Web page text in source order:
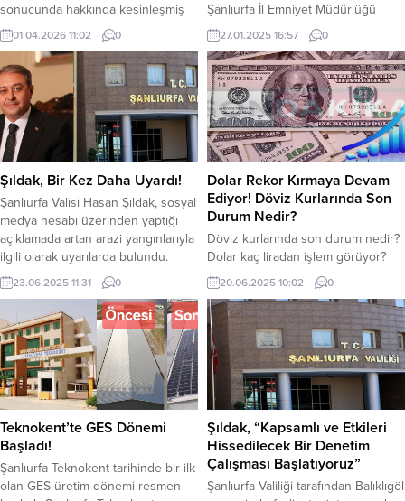
sonucunda hakkında kesinleşmiş
hapis cezası bulunan hükümlü
yakayı ele verdi. Şanlıurfa İl
Jandarma Komutanlığı, nitelikli
suçlardan aranan kişilerin
yakalanmasına ilişkin faaliyetleri hız
kesmeden devam ediyor. Bu
doğrultuda düzenlenen
operasyonlarda, hakkında
“dolandırıcılık” suçundan 13 yıl 4 ay
kesinleşmiş hapis cezası var olan
H.O. isimli şahıs...
01.04.2026 11:02 0
Şanlıurfa İl Emniyet Müdürlüğü
tarafından Harran ilçesinde
gerçekleştirilen operasyonla,
telefon dolandırıcılığına karışan 3
kişi suçüstü yakalanarak gözaltına
alındı. Operasyon sırasında yapılan
aramalarda, 4 adet cep telefonu, 4
adet sim kartı, 1 adet hafıza kartı ile
yanan soba içerisinde 5 cep
telefonu ve 2 sim kartı ele
geçirildi.Yapılan incelemelerde,
şüphelilerin farklı...
27.01.2025 16:57 0
Şıldak, Bir Kez Daha Uyardı!
Şanlıurfa Valisi Hasan Şıldak, sosyal
medya hesabı üzerinden yaptığı
açıklamada artan arazi yangınlarıyla
ilgili olarak uyarılarda bulundu.
Şıldak, hava sıcaklıklarının
artmasıyla birlikte arazi
yangınlarının arttığını bunun önüne
geçebilmek için vatandaşlara
uyarılarda bulundu. Kentte anız
yakmak yasaklanmıştı. Yasaklara
rağmen anız ve arazi yangınlarının
artmasıyla Şıldak, bir kez daha
vatandaşları anız ve...
23.06.2025 11:31 0
Dolar Rekor Kırmaya Devam
Ediyor! Döviz Kurlarında Son
Durum Nedir?
Döviz kurlarında son durum nedir?
Dolar kaç liradan işlem görüyor?
Euro ne kadar oldu? İşte detaylar…
Döviz kurları yükselişini
sürdürüyor. İsrail-İran çatışmalarıyla
birlikte döviz kurları yükselişe geçti.
Türkiye Cumhuriyet Merkez
Bankası’nın (TCMB) politika faizini
sabit bırakmasıyla döviz kurlarını
yükselişini sürdürüyor. Haftanın
son işlem gününe 39.61 TL’den
işlem görmeye başlayan dolar,...
20.06.2025 10:02 0
Teknokent’te GES Dönemi
Başladı!
Şanlıurfa Teknokent tarihinde bir ilk
olan GES üretim dönemi resmen
Şıldak, “Kapsamlı ve Etkileri
Hissedilecek Bir Denetim
Çalışması Başlatıyoruz”
Şanlıurfa Valiliği tarafından Balıklıgöl